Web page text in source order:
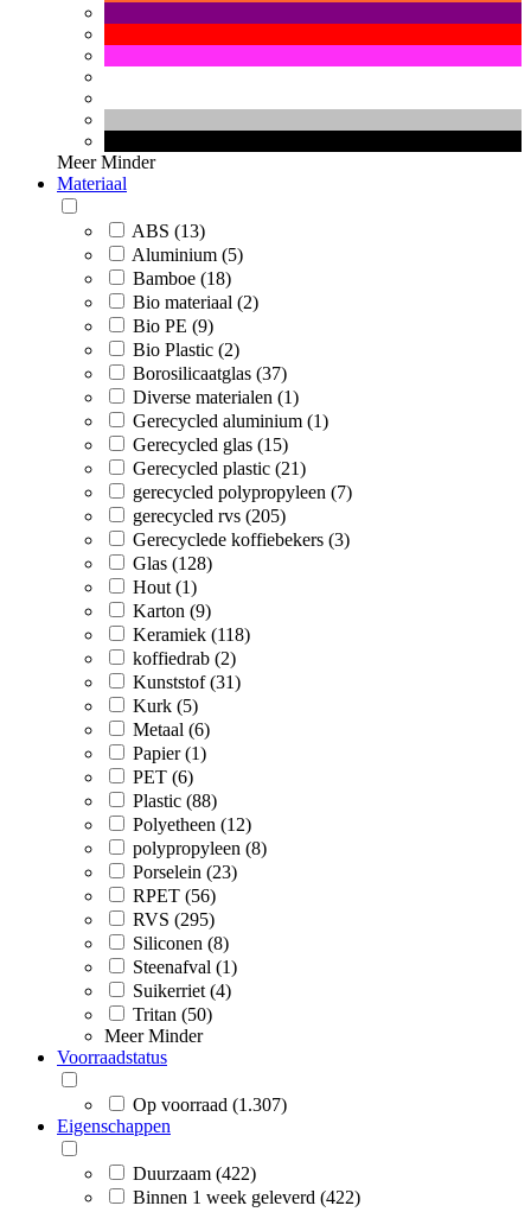
Meer Minder
Materiaal
ABS (13)
Aluminium (5)
Bamboe (18)
Bio materiaal (2)
Bio PE (9)
Bio Plastic (2)
Borosilicaatglas (37)
Diverse materialen (1)
Gerecycled aluminium (1)
Gerecycled glas (15)
Gerecycled plastic (21)
gerecycled polypropyleen (7)
gerecycled rvs (205)
Gerecyclede koffiebekers (3)
Glas (128)
Hout (1)
Karton (9)
Keramiek (118)
koffiedrab (2)
Kunststof (31)
Kurk (5)
Metaal (6)
Papier (1)
PET (6)
Plastic (88)
Polyetheen (12)
polypropyleen (8)
Porselein (23)
RPET (56)
RVS (295)
Siliconen (8)
Steenafval (1)
Suikerriet (4)
Tritan (50)
Meer Minder
Voorraadstatus
Op voorraad (1.307)
Eigenschappen
Duurzaam (422)
Binnen 1 week geleverd (422)